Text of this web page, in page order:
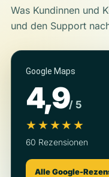
Was Kundinnen und
und den Support
Google Maps
4,9/ 5
★★★★★
60 Rezensionen
Alle Google-